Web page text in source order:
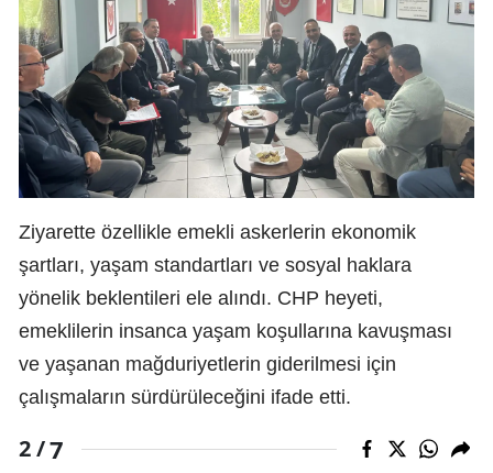
Ziyarette özellikle emekli askerlerin ekonomik
şartları, yaşam standartları ve sosyal haklara
yönelik beklentileri ele alındı. CHP heyeti,
emeklilerin insanca yaşam koşullarına kavuşması
ve yaşanan mağduriyetlerin giderilmesi için
çalışmaların sürdürüleceğini ifade etti.
2 /7